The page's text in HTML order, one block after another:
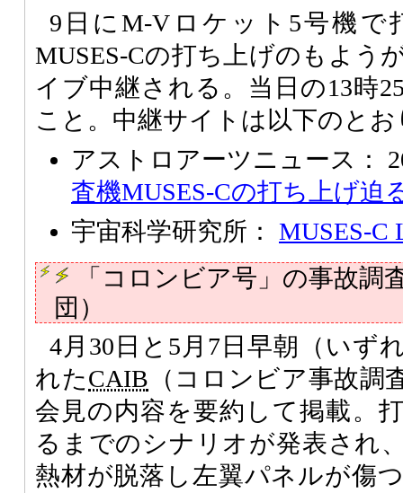
9日にM-Vロケット5号機で
MUSES-Cの打ち上げのもよう
イブ中継される。当日の13時
こと。中継サイトは以下のとお
アストロアーツニュース：
査機MUSES-Cの打ち上げ迫
宇宙科学研究所： MUSES-C
「コロンビア号」の事故調
団）
4月30日と5月7日早朝（いず
れたCAIB （コロンビア事故調
会見の内容を要約して掲載。
るまでのシナリオが発表され
熱材が脱落し左翼パネルが傷